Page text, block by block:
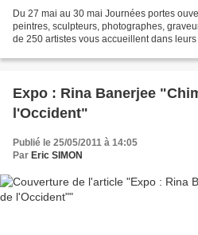
Du 27 mai au 30 mai Journées portes
peintres, sculpteurs, photographes,
de 250 artistes vous accueillent dans
Expo : Rina Banerjee
l'Occident"
Publié le 25/05/2011 à 14:05
Par Eric SIMON